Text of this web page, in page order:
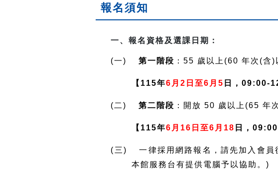
報名須知
一、報名資格及選課日期：
(一) 第一階段 ：55 歲以上(60 年次(含)
【115年6月2日至6月5 日，09:00-
(二)第二階段 ：開放 50 歲以上(65 年
【115年6月16日至6月18 日，
(三) 一律採用網路報名，請先加入會員
本館服務台有提供電腦予以協助。)